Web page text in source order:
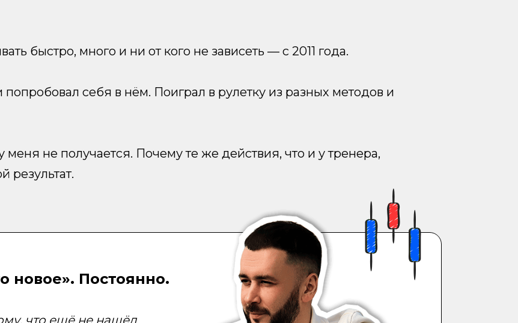
быстро, много и ни от кого не зависеть — с 2011 года.
попробовал себя в нём. Поиграл в рулетку из разных методов и
не получается. Почему те же действия, что и у тренера,
результат.
новое». Постоянно.
что ещё не нашёл